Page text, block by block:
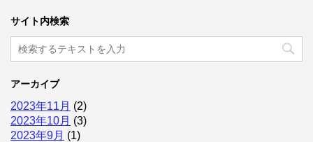
サイト内検索
アーカイブ
2023年11月 (2)
2023年10月 (3)
2023年9月 (1)